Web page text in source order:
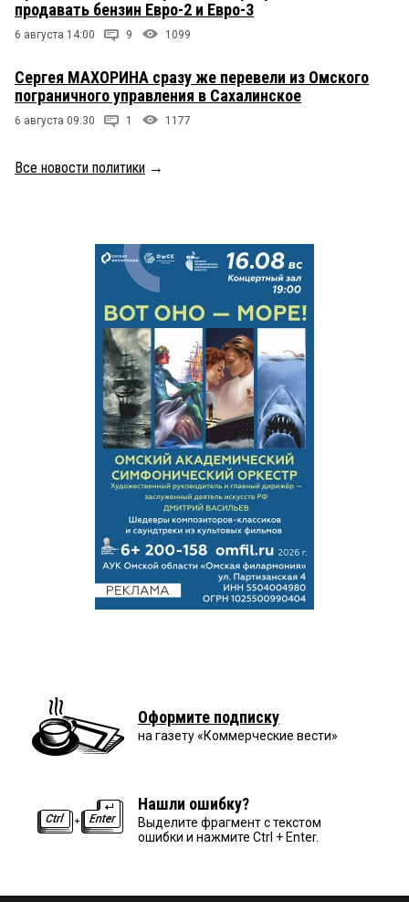
продавать бензин Евро-2 и Евро-3
6 августа 14:00 9 1099
Сергея МАХОРИНА сразу же перевели из Омского
пограничного управления в Сахалинское
6 августа 09:30 1 1177
Все новости политики →
Оформите подписку
на газету «Коммерческие вести»
Нашли ошибку?
Выделите фрагмент с текстом
ошибки и нажмите Ctrl + Enter.